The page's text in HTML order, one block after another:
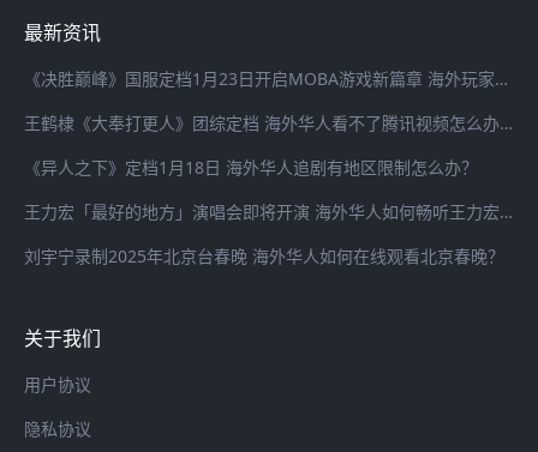
最新资讯
《决胜巅峰》国服定档1月23日开启MOBA游戏新篇章 海外玩家登录国服游戏延迟高怎么办？
王鹤棣《大奉打更人》团综定档 海外华人看不了腾讯视频怎么办？
《异人之下》定档1月18日 海外华人追剧有地区限制怎么办？
王力宏「最好的地方」演唱会即将开演 海外华人如何畅听王力宏最新歌曲
刘宇宁录制2025年北京台春晚 海外华人如何在线观看北京春晚？
关于我们
用户协议
隐私协议